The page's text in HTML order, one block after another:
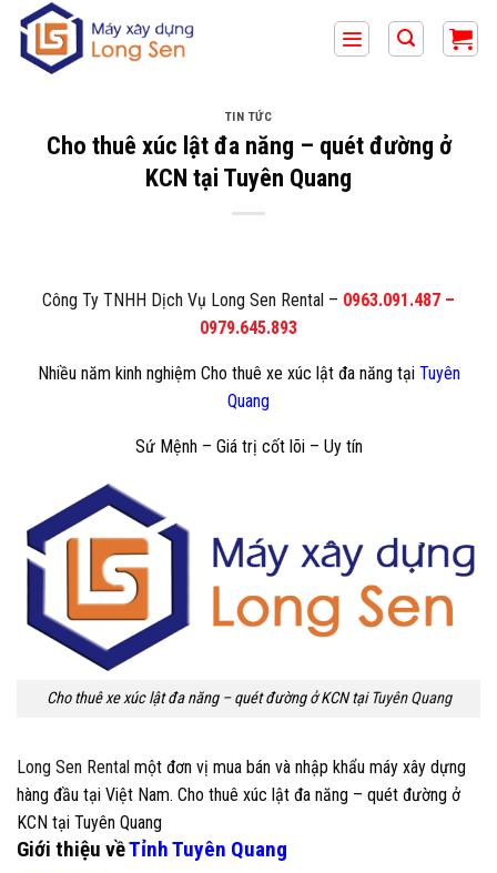
qua
TIN TỨC
Cho thuê xúc lật đa năng – quét đường ở
KCN tại Tuyên Quang
Công Ty TNHH Dịch Vụ Long Sen Rental – 0963.091.487 –
0979.645.893
Nhiều năm kinh nghiệm Cho thuê xe xúc lật đa năng tại Tuyên
Quang
Sứ Mệnh – Giá trị cốt lõi – Uy tín
Cho thuê xe xúc lật đa năng – quét đường ở KCN tạiTuyên Quang
Long Sen Rental một đơn vị mua bán và nhập khẩu máy xây dựng
hàng đầu tại Việt Nam. Cho thuê xúc lật đa năng – quét đường ở
KCN tại Tuyên Quang
Giới thiệu vềTỉnh Tuyên Quang